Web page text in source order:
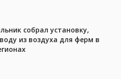
собрал установку,
из воздуха для ферм в